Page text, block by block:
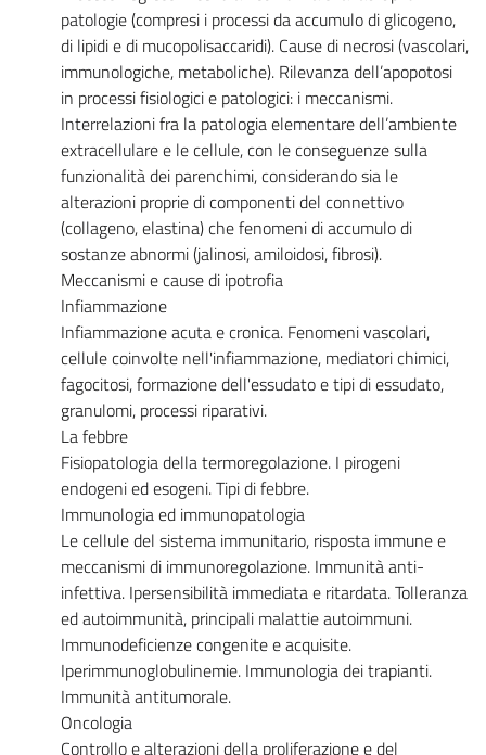
patologie (compresi i processi da accumulo di glicogeno,
di lipidi e di mucopolisaccaridi). Cause di necrosi (vascolari,
immunologiche, metaboliche). Rilevanza dell’apopotosi
in processi fisiologici e patologici: i meccanismi.
Interrelazioni fra la patologia elementare dell’ambiente
extracellulare e le cellule, con le conseguenze sulla
funzionalità dei parenchimi, considerando sia le
alterazioni proprie di componenti del connettivo
(collageno, elastina) che fenomeni di accumulo di
sostanze abnormi (jalinosi, amiloidosi, fibrosi).
Meccanismi e cause di ipotrofia
Infiammazione
Infiammazione acuta e cronica. Fenomeni vascolari,
cellule coinvolte nell'infiammazione, mediatori chimici,
fagocitosi, formazione dell'essudato e tipi di essudato,
granulomi, processi riparativi.
La febbre
Fisiopatologia della termoregolazione. I pirogeni
endogeni ed esogeni. Tipi di febbre.
Immunologia ed immunopatologia
Le cellule del sistema immunitario, risposta immune e
meccanismi di immunoregolazione. Immunità anti-
infettiva. Ipersensibilità immediata e ritardata. Tolleranza
ed autoimmunità, principali malattie autoimmuni.
Immunodeficienze congenite e acquisite.
Iperimmunoglobulinemie. Immunologia dei trapianti.
Immunità antitumorale.
Oncologia
Controllo e alterazioni della proliferazione e del